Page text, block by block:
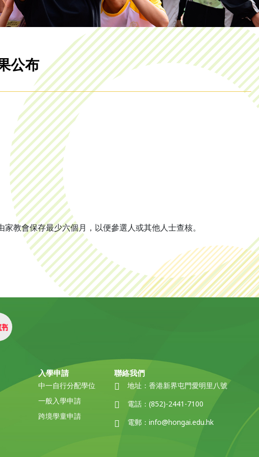
公布
教會保存最少六個月，以便參選人或其他人士查核。
入學申請
中一自行分配學位
一般入學申請
跨境學童申請
聯絡我們
地址：香港新界屯門愛明里八號
電話：(852)-2441-7100
電郵：info@hongai.edu.hk